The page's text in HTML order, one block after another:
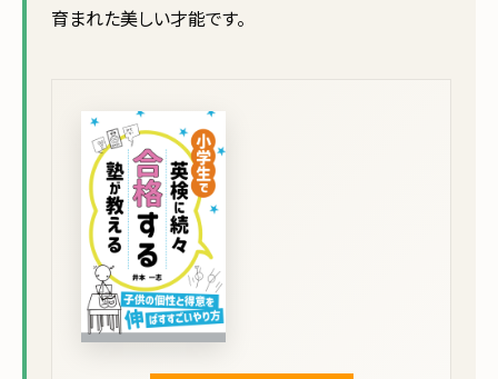
育まれた美しい才能です。